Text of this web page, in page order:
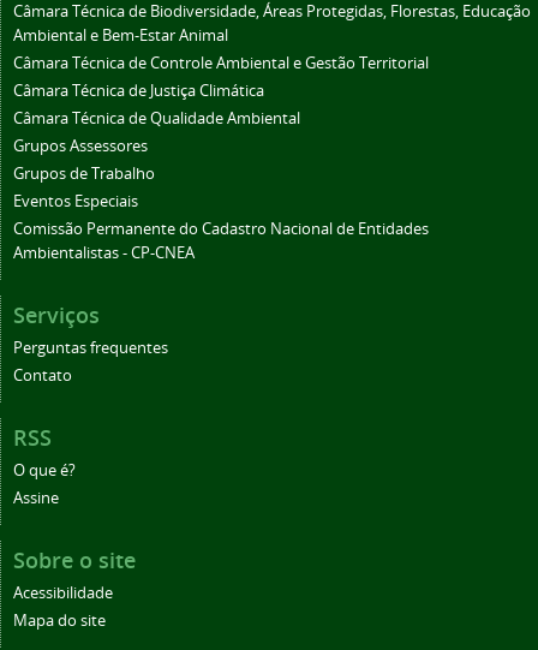
Câmara Técnica de Biodiversidade, Áreas Protegidas, Florestas, Educação
Ambiental e Bem-Estar Animal
Câmara Técnica de Controle Ambiental e Gestão Territorial
Câmara Técnica de Justiça Climática
Câmara Técnica de Qualidade Ambiental
Grupos Assessores
Grupos de Trabalho
Eventos Especiais
Comissão Permanente do Cadastro Nacional de Entidades
Ambientalistas - CP-CNEA
Serviços
Perguntas frequentes
Contato
RSS
O que é?
Assine
Sobre o site
Acessibilidade
Mapa do site